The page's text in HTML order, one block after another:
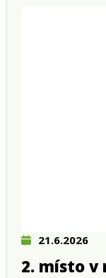
21.6.2026
2. místo v